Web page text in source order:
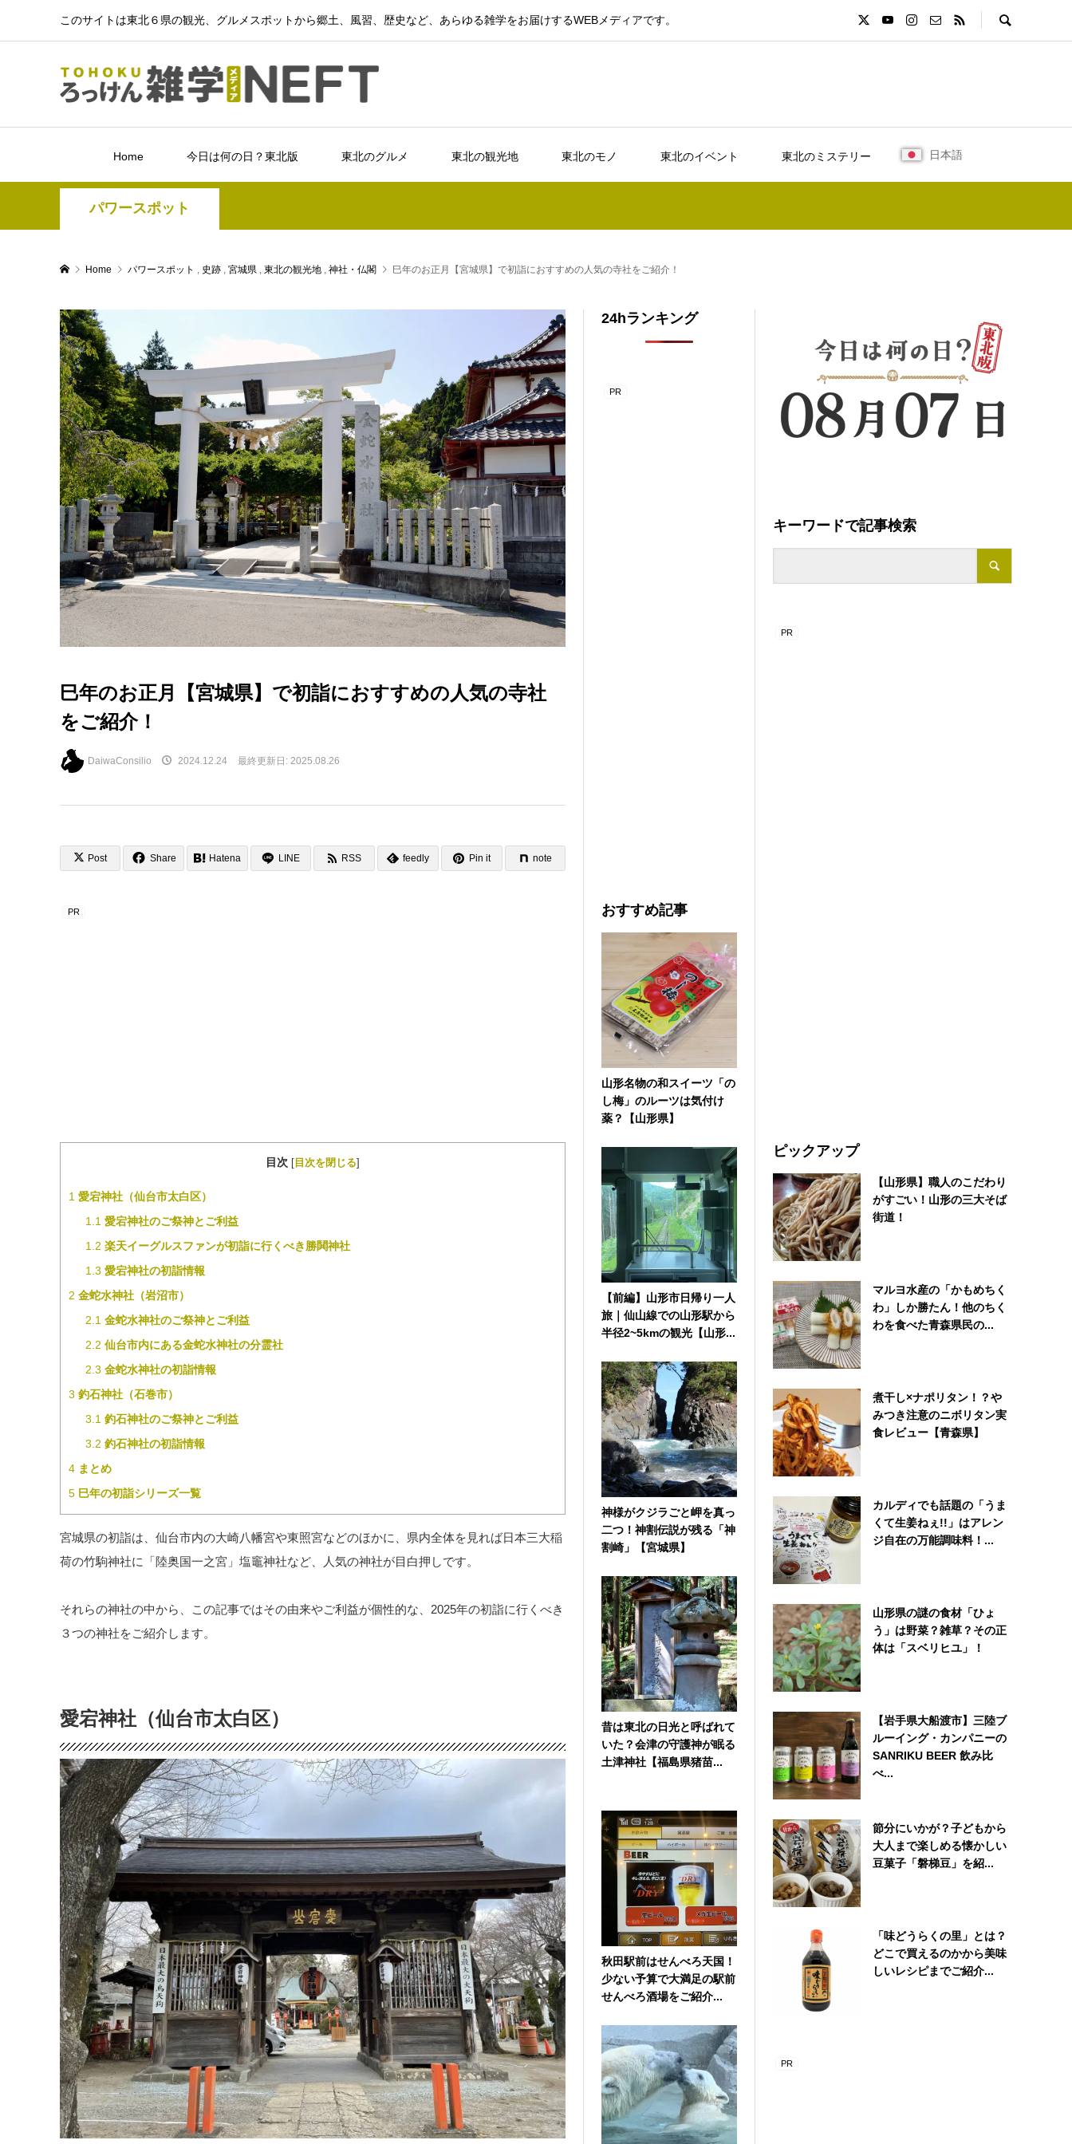
このサイトは東北６県の観光、グルメスポットから郷土、風習、歴史など、あらゆる雑学をお届けするWEBメディアです。
Home 今日は何の日？東北版 東北のグルメ 東北の観光地 東北のモノ 東北のイベント 東北のミステリー 日本語
パワースポット
Home パワースポット , 史跡 , 宮城県 , 東北の観光地 , 神社・仏閣 巳年のお正月【宮城県】で初詣におすすめの人気の寺社をご紹介！
巳年のお正月【宮城県】で初詣におすすめの人気の寺社
をご紹介！
DaiwaConsilio 2024.12.24 最終更新日: 2025.08.26
Post Share Hatena LINE RSS feedly Pin it note
目次 [目次を閉じる]
1愛宕神社（仙台市太白区）
1.1 愛宕神社のご祭神とご利益
1.2 楽天イーグルスファンが初詣に行くべき勝鬨神社
1.3 愛宕神社の初詣情報
2 金蛇水神社（岩沼市）
2.1 金蛇水神社のご祭神とご利益
2.2 仙台市内にある金蛇水神社の分霊社
2.3 金蛇水神社の初詣情報
3 釣石神社（石巻市）
3.1 釣石神社のご祭神とご利益
3.2 釣石神社の初詣情報
4まとめ
5巳年の初詣シリーズ一覧
宮城県の初詣は、仙台市内の大崎八幡宮や東照宮などのほかに、県内全体を見れば日本三大稲
荷の竹駒神社に「陸奥国一之宮」塩竈神社など、人気の神社が目白押しです。
それらの神社の中から、この記事ではその由来やご利益が個性的な、2025年の初詣に行くべき
３つの神社をご紹介します。
愛宕神社（仙台市太白区）
キーワードで記事検索
ピックアップ
【山形県】職人のこだわり
がすごい！山形の三大そば
街道！
マルヨ水産の「かもめちく
わ」しか勝たん！他のちく
わを食べた青森県民の...
煮干し×ナポリタン！？や
みつき注意のニボリタン実
食レビュー【青森県】
カルディでも話題の「うま
くて生姜ねぇ!!」はアレン
ジ自在の万能調味料！...
山形県の謎の食材「ひょ
う」は野菜？雑草？その正
体は「スベリヒユ」！
【岩手県大船渡市】三陸ブ
ルーイング・カンパニーの
SANRIKU BEER 飲み比
べ...
節分にいかが？子どもから
大人まで楽しめる懐かしい
豆菓子「磐梯豆」を紹...
「味どうらくの里」とは？
どこで買えるのかから美味
しいレシピまでご紹介...
24hランキング
おすすめ記事
山形名物の和スイーツ「の
し梅」のルーツは気付け
薬？【山形県】
【前編】山形市日帰り一人
旅｜仙山線での山形駅から
半径2~5kmの観光【山形...
神様がクジラごと岬を真っ
二つ！神割伝説が残る「神
割崎」【宮城県】
昔は東北の日光と呼ばれて
いた？会津の守護神が眠る
土津神社【福島県猪苗...
秋田駅前はせんべろ天国！
少ない予算で大満足の駅前
せんべろ酒場をご紹介...